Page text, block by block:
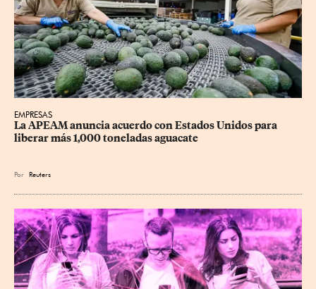
EMPRESAS
La APEAM anuncia acuerdo con Estados Unidos para
liberar más 1,000 toneladas aguacate
Por Reuters